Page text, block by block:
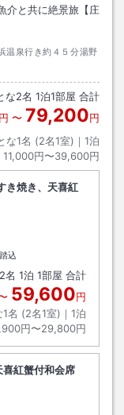
介と共に絶景旅【庄
泉行き約４５分湯野
な2名 1泊1部屋 合計
円 〜 79,200円
な1名 (2名1室)｜ 1泊
11,000円〜39,600円
き焼き、天喜紅
込
2名 1泊 1部屋 合計
59,600円
1名 (2名1室)｜ 1泊
円〜29,800円
紅蟹付和会席